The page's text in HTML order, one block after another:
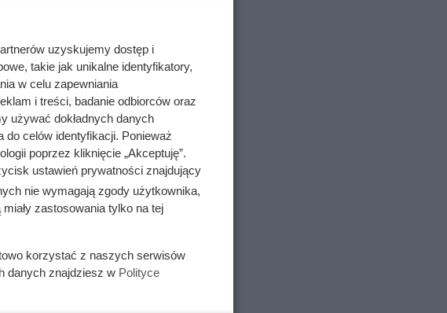
kilka kwiatów
wyciszenie,
przeciwbakteryjne i
uzyskujemy dostęp i
takie jak unikalne identyfikatory,
w celu zapewniania
i treści, badanie odbiorców oraz
używać dokładnych danych
celów identyfikacji. Ponieważ
poprzez kliknięcie „Akceptuję”.
ustawień prywatności znajdujący
nie wymagają zgody użytkownika,
zastosowania tylko na tej
korzystać z naszych serwisów
danych znajdziesz w Polityce